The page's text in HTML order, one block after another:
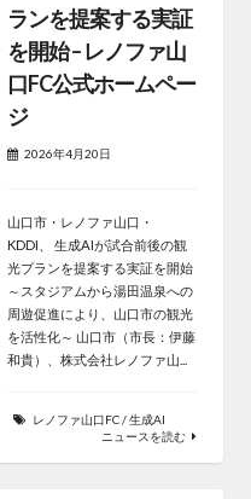
ランを提案する実証
を開始 – レノファ山
口FC公式ホームペー
ジ
2026年4月20日
山口市・レノファ山口・
KDDI、 生成AIが試合前後の観
光プランを提案する実証を開始
～スタジアムから湯田温泉への
周遊促進により、山口市の観光
を活性化～ 山口市（市長：伊藤
和貴）、株式会社レノファ山...
レノファ山口FC/生成AI
ニュースを読む